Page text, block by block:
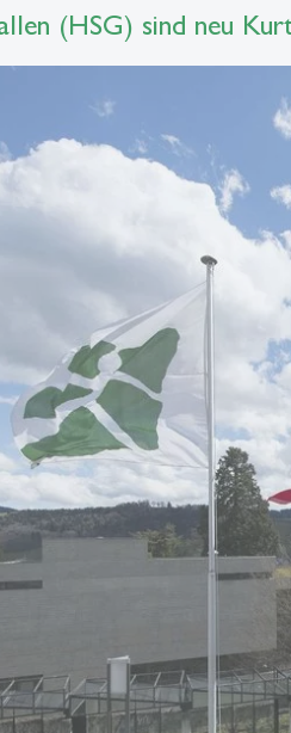
(HSG) sind neu